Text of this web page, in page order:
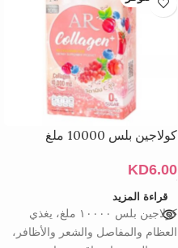
كولاجين بلس 10000 ملغ
KD6.00
قراءة المزيد
كولاجين بلس ١٠٠٠٠ ملغ، يغذي
العظام والمفاصل والشعر والأظافر،